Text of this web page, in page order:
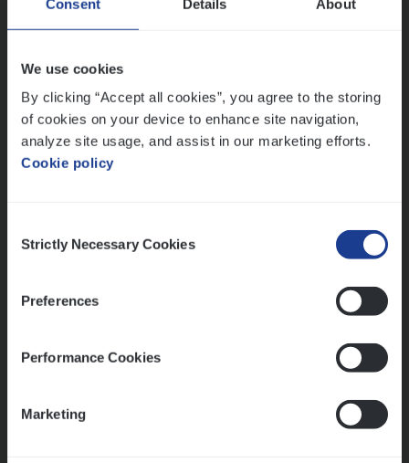
Consent Details About
We use cookies
By clicking “Accept all cookies”, you agree to the storing
of cookies on your device to enhance site navigation,
analyze site usage, and assist in our marketing efforts.
Cookie policy
Selection
Strictly Necessary Cookies
Preferences
Performance Cookies
Marketing
Sales Management
Cus­to­mer Care Expert
Hospitalisatieverzekeringen
Insu­ran­ce Bro­ker
Antwerpen